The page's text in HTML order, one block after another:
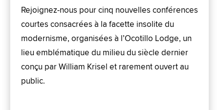
Rejoignez-nous pour cinq nouvelles conférences
courtes consacrées à la facette insolite du
modernisme, organisées à l’Ocotillo Lodge, un
lieu emblématique du milieu du siècle dernier
conçu par William Krisel et rarement ouvert au
public.